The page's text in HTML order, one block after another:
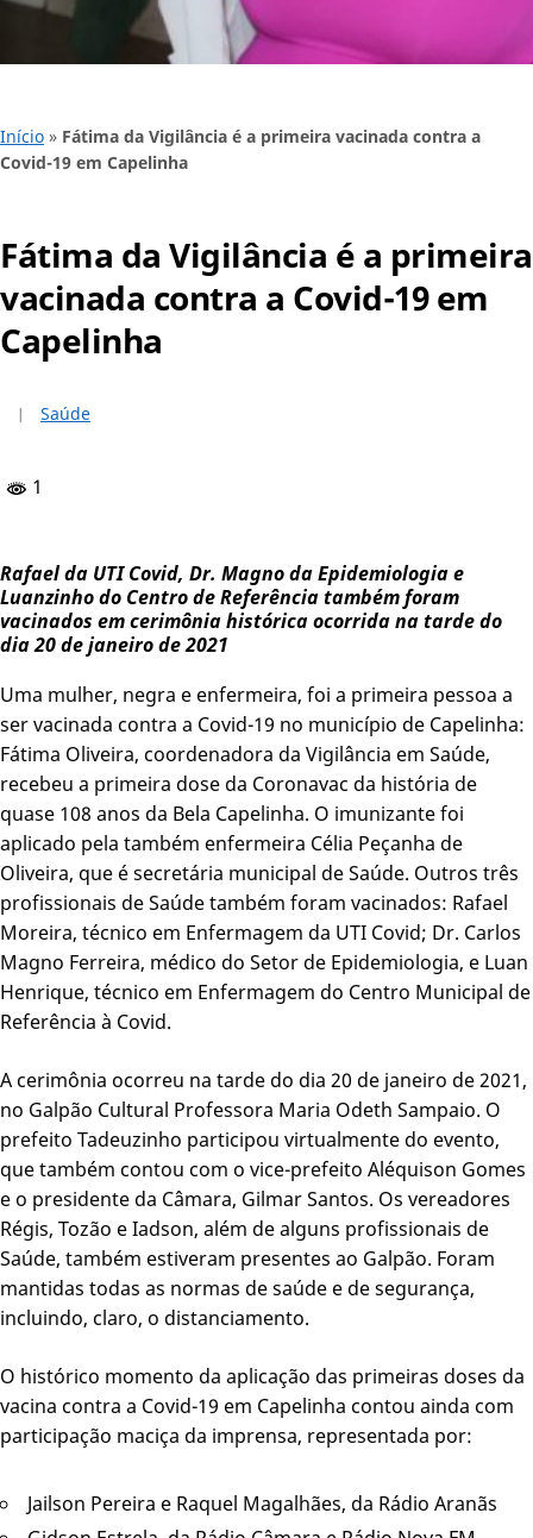
Início » Fátima da Vigilância é a primeira vacinada contra a
Covid-19 em Capelinha
Fátima da Vigilância é a primeira
vacinada contra a Covid-19 em
Capelinha
Saúde
1
Rafael da UTI Covid, Dr. Magno da Epidemiologia e
Luanzinho do Centro de Referência também foram
vacinados em cerimônia histórica ocorrida na tarde do
dia 20 de janeiro de 2021
Uma mulher, negra e enfermeira, foi a primeira pessoa a
ser vacinada contra a Covid-19 no município de Capelinha:
Fátima Oliveira, coordenadora da Vigilância em Saúde,
recebeu a primeira dose da Coronavac da história de
quase 108 anos da Bela Capelinha. O imunizante foi
aplicado pela também enfermeira Célia Peçanha de
Oliveira, que é secretária municipal de Saúde. Outros três
profissionais de Saúde também foram vacinados: Rafael
Moreira, técnico em Enfermagem da UTI Covid; Dr. Carlos
Magno Ferreira, médico do Setor de Epidemiologia, e Luan
Henrique, técnico em Enfermagem do Centro Municipal de
Referência à Covid.
A cerimônia ocorreu na tarde do dia 20 de janeiro de 2021,
no Galpão Cultural Professora Maria Odeth Sampaio. O
prefeito Tadeuzinho participou virtualmente do evento,
que também contou com o vice-prefeito Aléquison Gomes
e o presidente da Câmara, Gilmar Santos. Os vereadores
Régis, Tozão e Iadson, além de alguns profissionais de
Saúde, também estiveram presentes ao Galpão. Foram
mantidas todas as normas de saúde e de segurança,
incluindo, claro, o distanciamento.
O histórico momento da aplicação das primeiras doses da
vacina contra a Covid-19 em Capelinha contou ainda com
participação maciça da imprensa, representada por:
Jailson Pereira e Raquel Magalhães, da Rádio Aranãs